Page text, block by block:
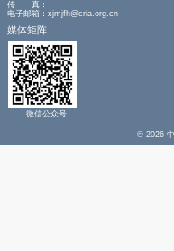
友情链接
政府机构
相关协会
合作伙伴
联系地址：辽宁省沈阳市皇姑区